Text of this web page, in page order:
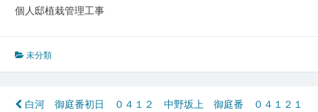
個人邸植栽管理工事
未分類
白河 御庭番初日 ０４１２
中野坂上 御庭番 ０４１２１